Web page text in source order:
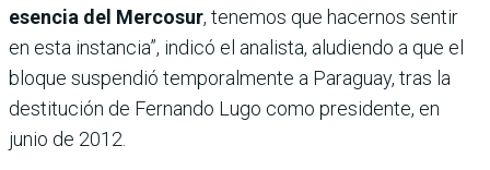
esencia del Mercosur, tenemos que hacernos sentir
en esta instancia”, indicó el analista, aludiendo a que el
bloque suspendió temporalmente a Paraguay, tras la
destitución de Fernando Lugo como presidente, en
junio de 2012.